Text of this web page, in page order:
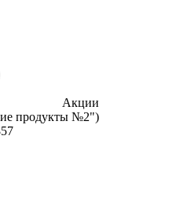
Акции
продукты №2")